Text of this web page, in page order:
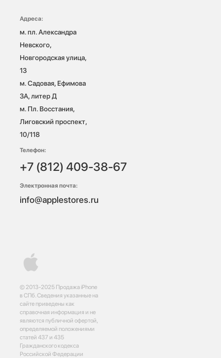
© 2013-2025 Продажа iPhone
в СПб. Сведения указанные на
сайте приведены как
справочная информация и не
являются публичной офертой,
определяемой положениями
статей 437 и 435
Гражданского кодекса
Российской Федерации
Адреса:
м. пл. Александра
Невского,
Новгородская улица,
13
м. Садовая, Ефимова
3А, литер Д
м. Пл. Восстания,
Лиговский проспект,
10/118
Телефон:
+7 (812) 409-38-67
Электронная почта:
info@applestores.ru